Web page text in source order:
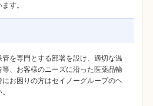
す。
を専門とする部署を設け、適切な温
、お客様のニーズに沿った医薬品輸
お困りの方はセイノーグループのヘ